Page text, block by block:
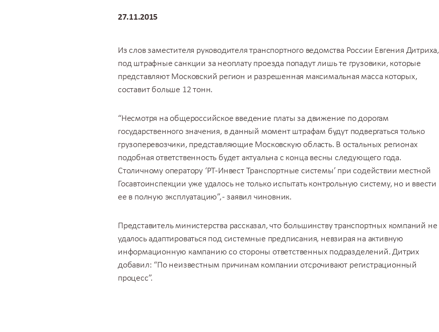
27.11.2015
Из слов заместителя руководителя транспортного ведомства России Евгения Дитриха,
под штрафные санкции за неоплату проезда попадут лишь те грузовики, которые
представляют Московский регион и разрешенная максимальная масса которых,
составит больше 12 тонн.
“Несмотря на общероссийское введение платы за движение по дорогам
государственного значения, в данный момент штрафам будут подвергаться только
грузоперевозчики, представляющие Московскую область. В остальных регионах
подобная ответственность будет актуальна с конца весны следующего года.
Столичному оператору ‘РТ-Инвест Транспортные системы’ при содействии местной
Госавтоинспекции уже удалось не только испытать контрольную систему, но и ввести
ее в полную эксплуатацию”, - заявил чиновник.
Представитель министерства рассказал, что большинствутранспортных компаний не
удалось адаптироваться под системные предписания, невзирая на активную
информационную кампанию со стороны ответственных подразделений. Дитрих
добавил: “По неизвестным причинам компании отсрочивают регистрационный
процесс”.